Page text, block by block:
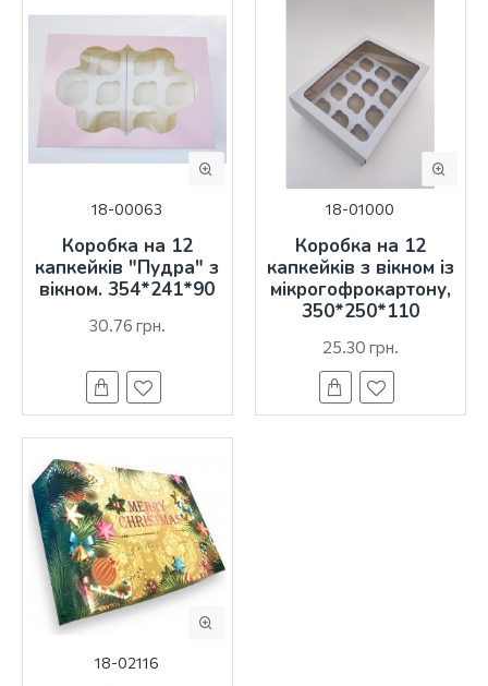
18-00063
Коробка на 12
капкейків "Пудра" з
вікном. 354*241*90
30.76 грн.
18-01000
Коробка на 12
капкейків з вікном із
мікрогофрокартону,
350*250*110
25.30 грн.
18-02116